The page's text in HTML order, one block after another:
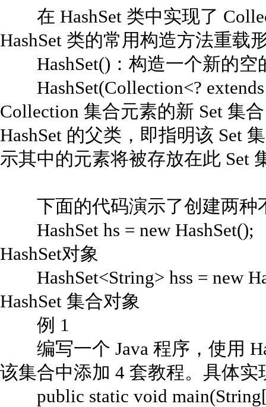
在 HashSet 类中实现了
HashSet 类的常用构造方法重载
HashSet()：构造一个新的空
HashSet(Collection<?
Collection 集合元素的新 Set 集
HashSet 的父类，即指明该 Set
示其中的元素将被存放在此 Set
下面的代码演示了创建两种
HashSet hs = new
HashSet对象
HashSet<String> hss = new
HashSet 集合对象
例 1
编写一个 Java 程序，使用
该集合中添加 4 套教程。具体实
public static void